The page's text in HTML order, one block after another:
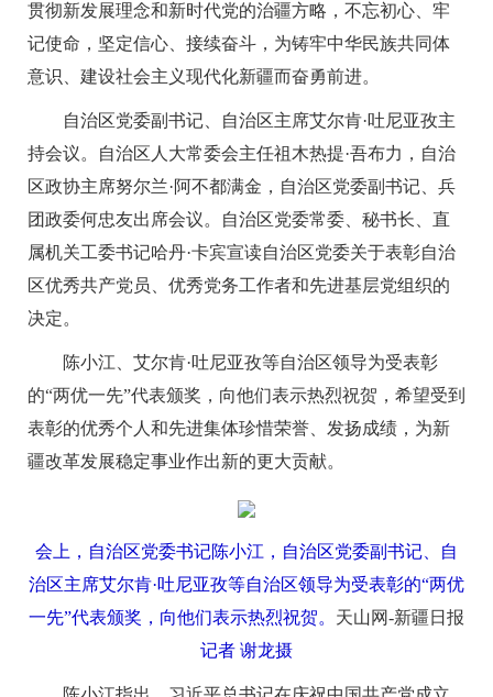
贯彻新发展理念和新时代党的治疆方略，不忘初心、牢
记使命，坚定信心、接续奋斗，为铸牢中华民族共同体
意识、建设社会主义现代化新疆而奋勇前进。
自治区党委副书记、自治区主席艾尔肯·吐尼亚孜主
持会议。自治区人大常委会主任祖木热提·吾布力，自治
区政协主席努尔兰·阿不都满金，自治区党委副书记、兵
团政委何忠友出席会议。自治区党委常委、秘书长、直
属机关工委书记哈丹·卡宾宣读自治区党委关于表彰自治
区优秀共产党员、优秀党务工作者和先进基层党组织的
决定。
陈小江、艾尔肯·吐尼亚孜等自治区领导为受表彰
的“两优一先”代表颁奖，向他们表示热烈祝贺，希望受到
表彰的优秀个人和先进集体珍惜荣誉、发扬成绩，为新
疆改革发展稳定事业作出新的更大贡献。
会上，自治区党委书记陈小江，自治区党委副书记、自
治区主席艾尔肯·吐尼亚孜等自治区领导为受表彰的“两优
一先”代表颁奖，向他们表示热烈祝贺。 天山网-新疆日报
记者 谢龙摄